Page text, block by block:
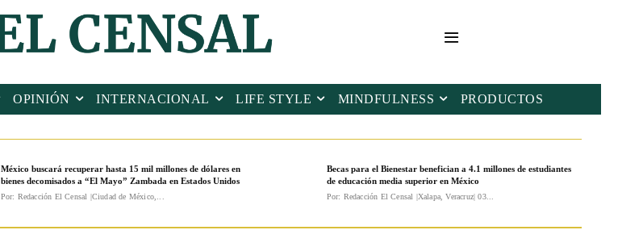
OPINIÓN INTERNACIONAL LIFE STYLE MINDFULNESS PRODUCTOS
México buscará recuperar hasta 15 mil millones de dólares en
bienes decomisados a “El Mayo” Zambada en Estados Unidos
Por: Redacción El Censal |Ciudad de México,...
Becas para el Bienestar benefician a 4.1 millones de estudiantes
de educación media superior en México
Por: Redacción El Censal |Xalapa, Veracruz| 03...